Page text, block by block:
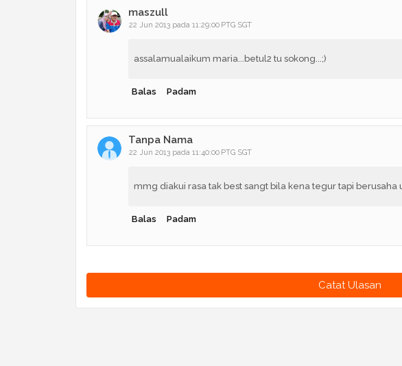
maszull
22 Jun 2013 pada 11:29:00 PTG SGT
assalamualaikum maria...betul2 tu sokong...;)
Balas Padam
Tanpa Nama
22 Jun 2013 pada 11:40:00 PTG SGT
mmg diakui rasa tak best sangt bila kena tegur tapi berusaha
Balas Padam
Catat Ulasan